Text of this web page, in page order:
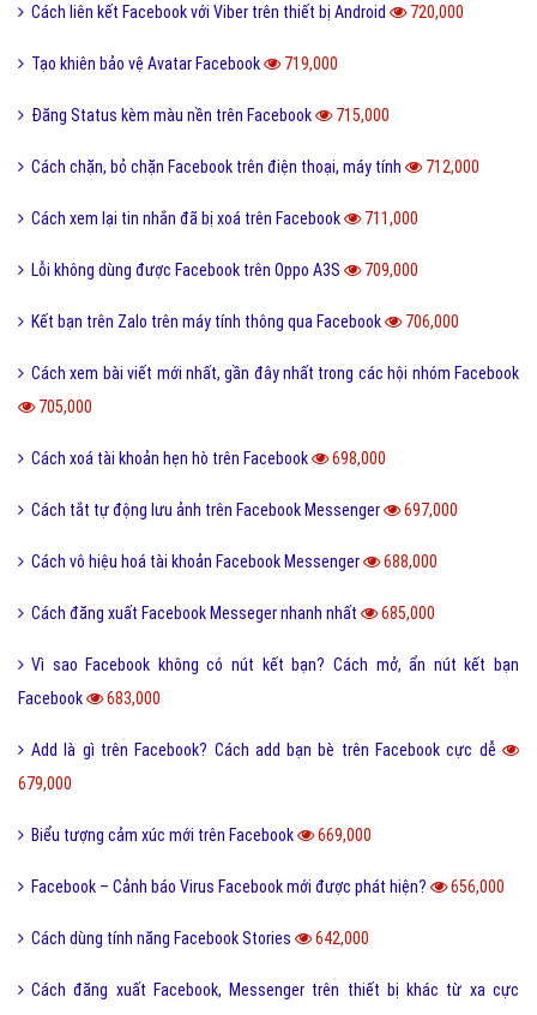
Cách liên kết Facebook với Viber trên thiết bị Android 720,000
Tạo khiên bảo vệ Avatar Facebook 719,000
Đăng Status kèm màu nền trên Facebook 715,000
Cách chặn, bỏ chặn Facebook trên điện thoại, máy tính 712,000
Cách xem lại tin nhắn đã bị xoá trên Facebook 711,000
Lỗi không dùng được Facebook trên Oppo A3S 709,000
Kết bạn trên Zalo trên máy tính thông qua Facebook 706,000
Cách xem bài viết mới nhất, gần đây nhất trong các hội nhóm Facebook
705,000
Cách xoá tài khoản hẹn hò trên Facebook 698,000
Cách tắt tự động lưu ảnh trên Facebook Messenger 697,000
Cách vô hiệu hoá tài khoản Facebook Messenger 688,000
Cách đăng xuất Facebook Messeger nhanh nhất 685,000
Vì sao Facebook không có nút kết bạn? Cách mở, ẩn nút kết bạn
Facebook
683,000
Add là gì trên Facebook? Cách add bạn bè trên Facebook cực dễ
679,000
Biểu tượng cảm xúc mới trên Facebook 669,000
Facebook – Cảnh báo Virus Facebook mới được phát hiện? 656,000
Cách dùng tính năng Facebook Stories 642,000
Cách đăng xuất Facebook, Messenger trên thiết bị khác từ xa cực